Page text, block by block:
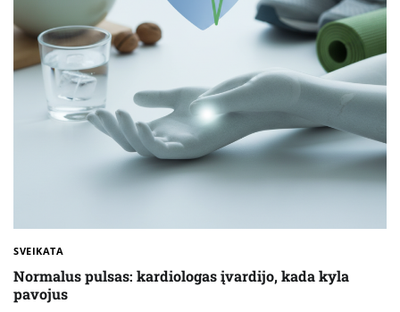
SVEIKATA
Normalus pulsas: kardiologas įvardijo, kada kyla
pavojus